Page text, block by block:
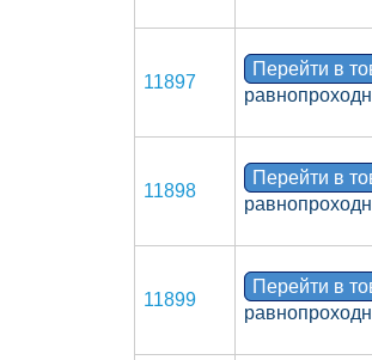
11897
Перейти в
11898
Перейти в
11899
Перейти в